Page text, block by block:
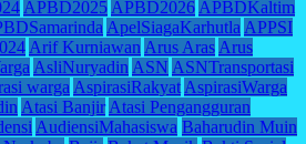
APBD2025 APBD2026 APBDKaltim
ApelSiagaKarhutla APPSI
Arif Kurniawan Arus Aras Arus
AsliNuryadin ASN ASNTransportasi
warga AspirasiRakyat AspirasiWarga
Atasi Banjir Atasi Pengangguran
AudiensiMahasiswa Baharudin Muin